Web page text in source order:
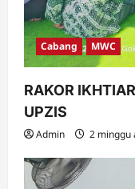
Cabang MWC
RAKOR
UPZIS
Admin 2 minggu